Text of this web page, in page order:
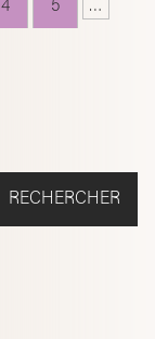
4 5
…
RECHERCHER